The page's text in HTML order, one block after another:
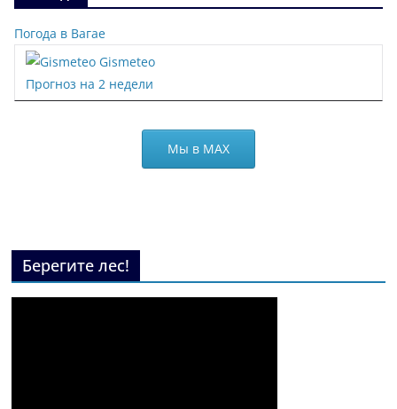
Погода в Вагае
Gismeteo
Прогноз на 2 недели
Мы в МАХ
Берегите лес!